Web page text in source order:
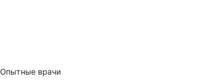
Опытные врачи